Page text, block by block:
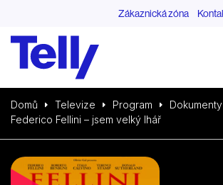
Zákaznická zóna
Domů Televize Program
Dokumenty
Federico Fellini – jsem velký lhář